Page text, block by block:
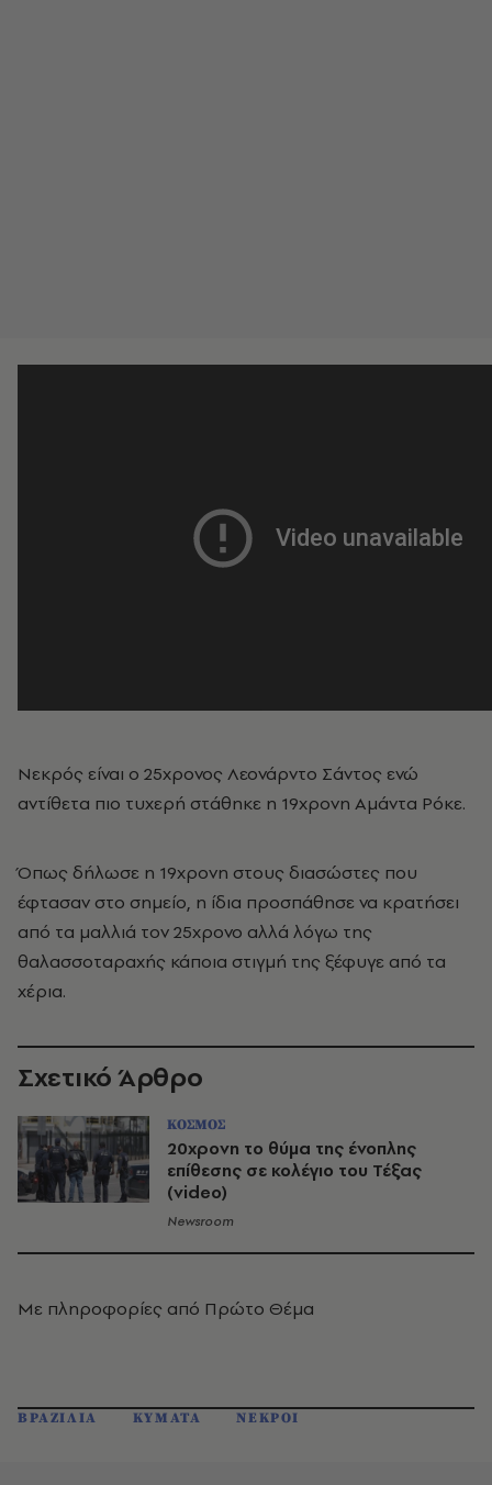
Νεκρός είναι ο 25χρονος Λεονάρντο Σάντος ενώ
αντίθετα πιο τυχερή στάθηκε η 19χρονη Αμάντα Ρόκε.
Όπως δήλωσε η 19χρονη στους διασώστες που
έφτασαν στο σημείο, η ίδια προσπάθησε να κρατήσει
από τα μαλλιά τον 25χρονο αλλά λόγω της
θαλασσοταραχής κάποια στιγμή της ξέφυγε από τα
χέρια.
Σχετικό Άρθρο
ΚΟΣΜΟΣ
20χρονη το θύμα της ένοπλης
επίθεσης σε κολέγιο του Τέξας
(video)
Newsroom
Με πληροφορίες από Πρώτο Θέμα
ΒΡΑΖΙΛΙΑ ΚΥΜΑΤΑ ΝΕΚΡΟΙ